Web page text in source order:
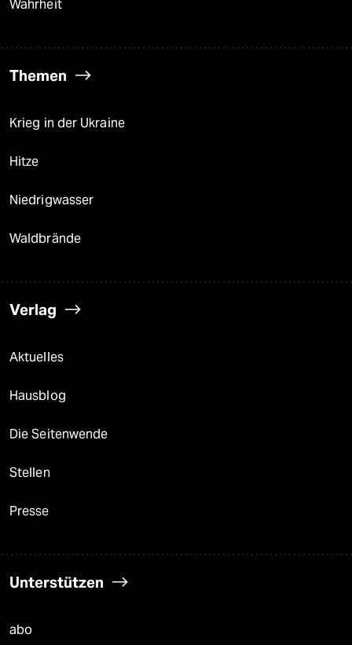
Wahrheit
Themen
Krieg in der Ukraine
Hitze
Niedrigwasser
Waldbrände
Verlag
Aktuelles
Hausblog
Die Seitenwende
Stellen
Presse
Unterstützen
abo